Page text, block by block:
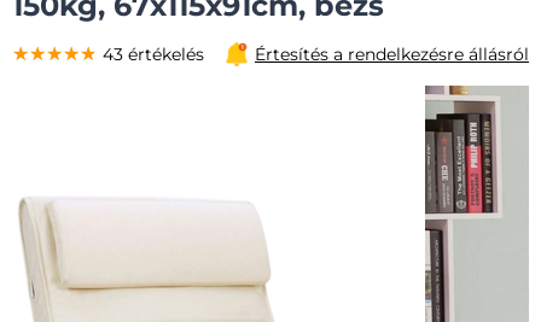
★★★★★
★★★★★
★★★★★ 43 értékelés Értesítés a rendelkezésre állásról